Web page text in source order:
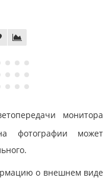
монитора
фотографии может
о внешнем виде